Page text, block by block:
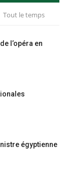
Tout le temps
l’opéra en
égyptienne